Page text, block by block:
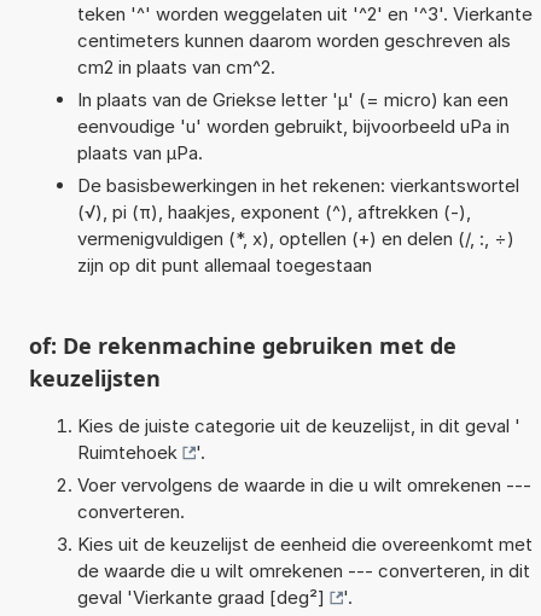
teken '^' worden weggelaten uit '^2' en '^3'. Vierkante
centimeters kunnen daarom worden geschreven als
cm2 in plaats van cm^2.
In plaats van de Griekse letter 'µ' (= micro) kan een
eenvoudige 'u' worden gebruikt, bijvoorbeeld uPa in
plaats van µPa.
De basisbewerkingen in het rekenen: vierkantswortel
(√), pi (π), haakjes, exponent (^), aftrekken (-),
vermenigvuldigen (*, x), optellen (+) en delen (/, :, ÷)
zijn op dit punt allemaal toegestaan
of: De rekenmachine gebruiken met de
keuzelijsten
Kies de juiste categorie uit de keuzelijst, in dit geval '
Ruimtehoek
'.
Voer vervolgens de waarde in die u wilt omrekenen ---
converteren.
Kies uit de keuzelijst de eenheid die overeenkomt met
de waarde die u wilt omrekenen --- converteren, in dit
geval 'Vierkante graad [deg²]
'.